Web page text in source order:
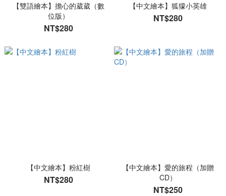
【雙語繪本】擔心的葳葳（數
位版）
NT$280
【中文繪本】狐獴小英雄
NT$280
【中文繪本】粉紅樹
NT$280
【中文繪本】愛的旅程（加贈
CD）
NT$250